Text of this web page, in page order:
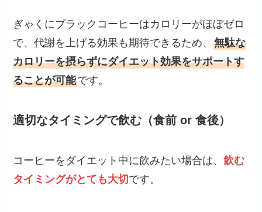
ぎゃくにブラックコーヒーはカロリーがほぼゼロ
で、代謝を上げる効果も期待できるため、無駄な
カロリーを摂らずにダイエット効果をサポートす
ることが可能です。
適切なタイミングで飲む（食前 or 食後）
コーヒーをダイエット中に飲みたい場合は、飲む
タイミングがとても大切 です。